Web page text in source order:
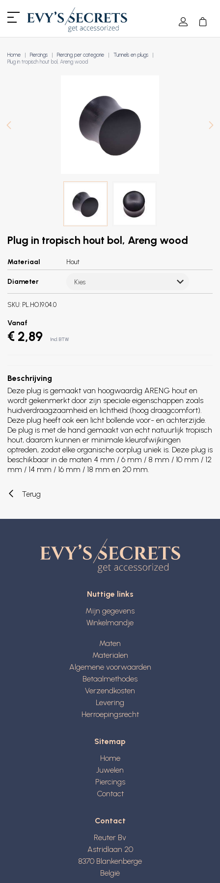
Home Piercings Piercing per categorie
Tunnels en plugs
Plug in tropisch hout bol, Areng wood
Plug in tropisch hout bol, Areng wood
Materiaal Hout
Diameter Kies
SKU: PL.HO.19.04.0
Vanaf
€ 2,89 Incl. BTW
Beschrijving
Deze plug is gemaakt van hoogwaardig ARENG hout en
wordt gekenmerkt door zijn speciale eigenschappen zoals
huidverdraagzaamheid en lichtheid (hoog draagcomfort).
Deze plug heeft ook een licht bollende voor- en achterzijde.
De plug is met de hand gemaakt van echt natuurlijk tropisch
hout, daarom kunnen er minimale kleurafwijkingen
optreden, zodat elke organische oorplug uniek is. Deze plug is
beschikbaar in de maten 4 mm / 6 mm / 8 mm / 10 mm / 12
mm / 14 mm / 16 mm / 18 mm en 20 mm.
Terug
Nuttige links
Mijn gegevens
Winkelmandje
Maten
Materialen
Algemene voorwaarden
Betaalmethodes
Verzendkosten
Levering
Herroepingsrecht
Sitemap
Home
Juwelen
Piercings
Contact
Contact
Reuter Bv
Astridlaan 20
8370 Blankenberge
België